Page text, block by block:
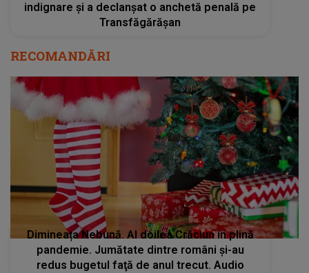
indignare și a declanșat o anchetă penală pe
Transfăgărășan
RECOMANDĂRI
Dimineața Nebună. Al doilea Crăciun în plină
pandemie. Jumătate dintre români și-au
redus bugetul faţă de anul trecut. Audio